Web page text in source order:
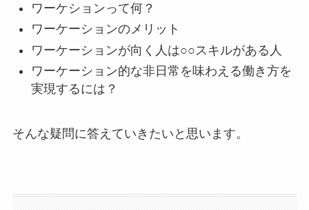
ワーケションって何？
ワーケーションのメリット
ワーケーションが向く人は○○スキルがある人
ワーケーション的な非日常を味わえる働き方を
実現するには？
そんな疑問に答えていきたいと思います。